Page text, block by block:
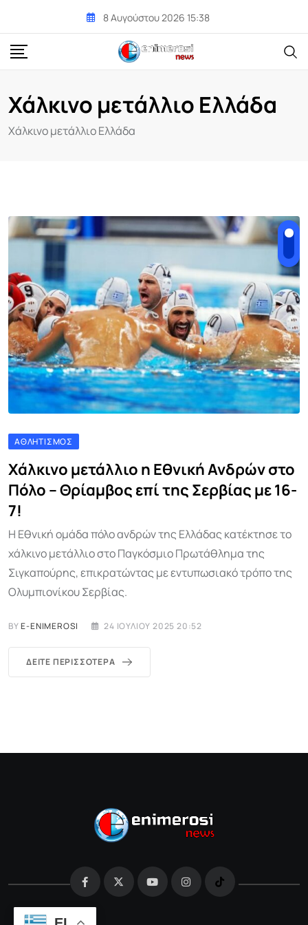
content
8 Αυγούστου 2026 15:38
Χάλκινο μετάλλιο Ελλάδα
Χάλκινο μετάλλιο Ελλάδα
ΑΘΛΗΤΙΣΜΌΣ
Χάλκινο μετάλλιο η Εθνική Ανδρών στο
Πόλο – Θρίαμβος επί της Σερβίας με 16-
7!
Η Εθνική ομάδα πόλο ανδρών της Ελλάδας κατέκτησε το
χάλκινο μετάλλιο στο Παγκόσμιο Πρωτάθλημα της
Σιγκαπούρης, επικρατώντας με εντυπωσιακό τρόπο της
Ολυμπιονίκου Σερβίας.
BYE-ENIMEROSI 24 ΙΟΥΛΊΟΥ 2025 20:52
ΔΕΊΤΕ ΠΕΡΙΣΣΌΤΕΡΑ